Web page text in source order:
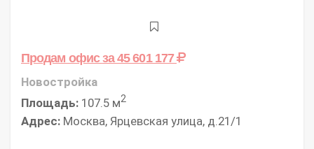
Продам офисза 45 601 177
Новостройка
Площадь: 107.5 м2
Адрес: Москва, Ярцевская улица, д.21/1